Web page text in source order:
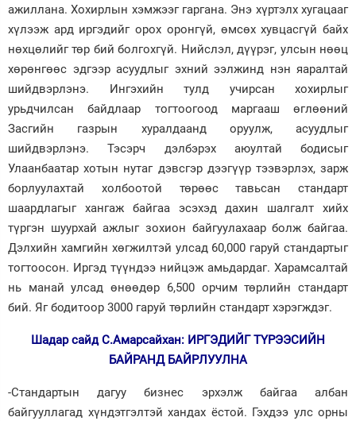
ажиллана. Хохирлын хэмжээг гаргана. Энэ хүртэлх хугацааг
хүлээж ард иргэдийг орох оронгүй, өмсөх хувцасгүй байх
нөхцөлийг төр бий болгохгүй. Нийслэл, дүүрэг, улсын нөөц
хөрөнгөөс эдгээр асуудлыг эхний ээлжинд нэн яаралтай
шийдвэрлэнэ. Ингэхийн тулд учирсан хохирлыг
урьдчилсан байдлаар тогтоогоод маргааш өглөөний
Засгийн газрын хуралдаанд оруулж, асуудлыг
шийдвэрлэнэ. Тэсэрч дэлбэрэх аюултай бодисыг
Улаанбаатар хотын нутаг дэвсгэр дээгүүр тээвэрлэх, зарж
борлуулахтай холбоотой төрөөс тавьсан стандарт
шаардлагыг хангаж байгаа эсэхэд дахин шалгалт хийх
түргэн шуурхай ажлыг зохион байгуулахаар болж байгаа.
Дэлхийн хамгийн хөгжилтэй улсад 60,000 гаруй стандартыг
тогтоосон. Иргэд түүндээ нийцэж амьдардаг. Харамсалтай
нь манай улсад өнөөдөр 6,500 орчим төрлийн стандарт
бий. Яг бодитоор 3000 гаруй төрлийн стандарт хэрэгждэг.
Шадар сайд С.Амарсайхан: ИРГЭДИЙГ ТҮРЭЭСИЙН
БАЙРАНД БАЙРЛУУЛНА
-Стандартын дагуу бизнес эрхэлж байгаа албан
байгууллагад хүндэтгэлтэй хандах ёстой. Гэхдээ улс орны